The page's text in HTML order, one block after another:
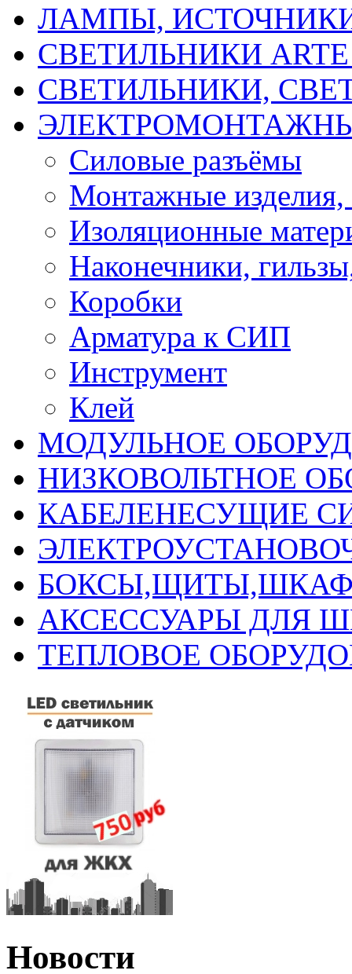
ЛАМПЫ,
СВЕТИЛЬНИКИ ARTE
СВЕТИЛЬНИКИ,
Силовые разъёмы
Монтажные
Изоляционные
Наконечники,
Коробки
Арматура к СИП
Инструмент
Клей
МОДУЛЬНОЕ
НИЗКОВОЛЬТНОЕ
КАБЕЛЕНЕСУЩИЕ
АКСЕССУАРЫ ДЛЯ
ТЕПЛОВОЕ
Новости